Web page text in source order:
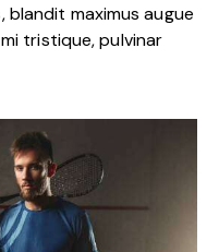
maximus augue
tristique, pulvinar